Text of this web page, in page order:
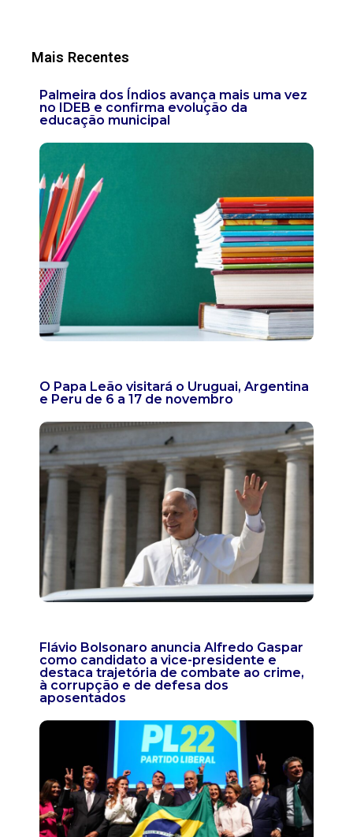
Mais Recentes
Palmeira dos Índios avança mais uma vez
no IDEB e confirma evolução da
educação municipal
O Papa Leão visitará o Uruguai, Argentina
e Peru de 6 a 17 de novembro
Flávio Bolsonaro anuncia Alfredo Gaspar
como candidato a vice-presidente e
destaca trajetória de combate ao crime,
à corrupção e de defesa dos
aposentados